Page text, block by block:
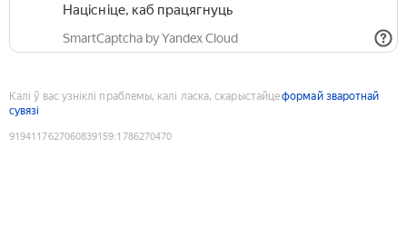
Націсніце, каб працягнуць
SmartCaptcha by Yandex Cloud
Калі ў вас узніклі праблемы, калі ласка, скарыстайцеформай зваротнай
сувязі
9194117627060839159:1786270470